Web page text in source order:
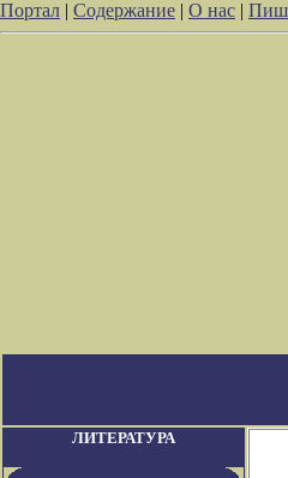
Портал | Содержание | О нас |
ЛИТЕРАТУРА